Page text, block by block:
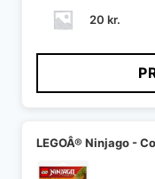
20 kr.
LEGOÂ® Ninjago -